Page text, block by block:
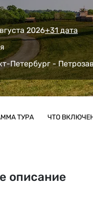
2026+31 дата
Петербург -
ТУРА ЧТО
описание